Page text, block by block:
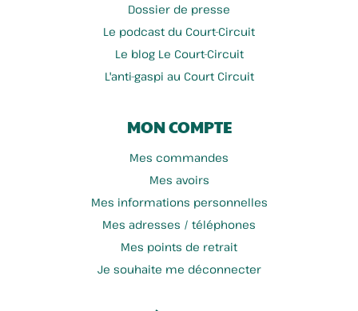
Dossier de presse
Le podcast du Court-Circuit
Le blog Le Court-Circuit
L'anti-gaspi au Court Circuit
MON COMPTE
Mes commandes
Mes avoirs
Mes informations personnelles
Mes adresses / téléphones
Mes points de retrait
Je souhaite me déconnecter